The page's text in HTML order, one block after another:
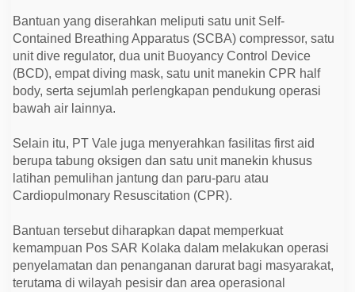
Bantuan yang diserahkan meliputi satu unit Self-
Contained Breathing Apparatus (SCBA) compressor, satu
unit dive regulator, dua unit Buoyancy Control Device
(BCD), empat diving mask, satu unit manekin CPR half
body, serta sejumlah perlengkapan pendukung operasi
bawah air lainnya.
Selain itu, PT Vale juga menyerahkan fasilitas first aid
berupa tabung oksigen dan satu unit manekin khusus
latihan pemulihan jantung dan paru-paru atau
Cardiopulmonary Resuscitation (CPR).
Bantuan tersebut diharapkan dapat memperkuat
kemampuan Pos SAR Kolaka dalam melakukan operasi
penyelamatan dan penanganan darurat bagi masyarakat,
terutama di wilayah pesisir dan area operasional